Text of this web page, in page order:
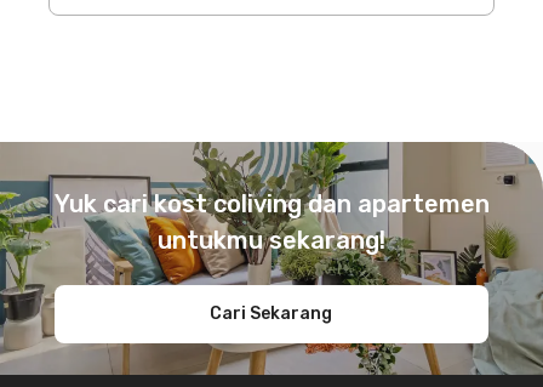
Yuk cari kost coliving dan apartemen
untukmu sekarang!
Cari Sekarang